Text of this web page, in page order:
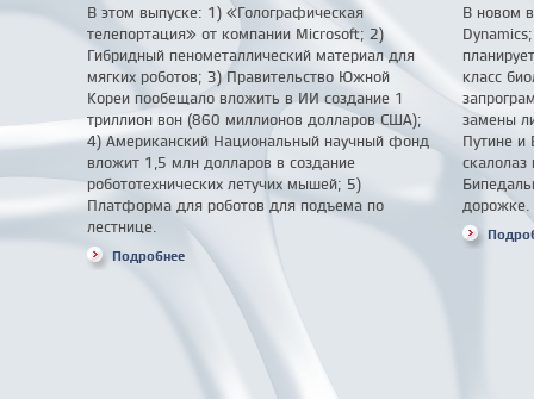
В этом выпуске: 1) «Голографическая
телепортация» от компании Microsoft; 2)
Гибридный пенометаллический материал для
мягких роботов; 3) Правительство Южной
Кореи пообещало вложить в ИИ создание 1
триллион вон (860 миллионов долларов США);
4) Американский Национальный научный фонд
вложит 1,5 млн долларов в создание
робототехнических летучих мышей; 5)
Платформа для роботов для подъема по
лестнице.
Подробнее
В новом
класс
замены
Путине и
скалолаз
дорожке.